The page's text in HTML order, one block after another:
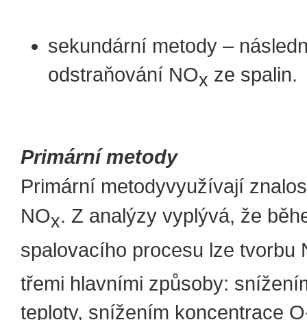
sekundární metody –
odstraňování NOx ze spalin.
Primární metody
Primární metodyvyužívají
NOx. Z analýzy vyplývá, že
spalovacího procesu lze tvorbu
třemi hlavními způsoby:
teploty, snížením koncentrace O